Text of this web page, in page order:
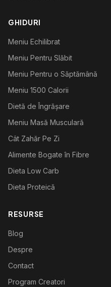
GHIDURI
Meniu Echilibrat
Meniu Pentru Slăbit
Meniu Pentru o Săptămână
Meniu 1500 Calorii
Dietă de Îngrășare
Meniu Masă Musculară
Cât Zahăr Pe Zi
Alimente Bogate în Fibre
Dieta Low Carb
Dieta Proteică
RESURSE
Blog
Despre
Contact
Program Creatori